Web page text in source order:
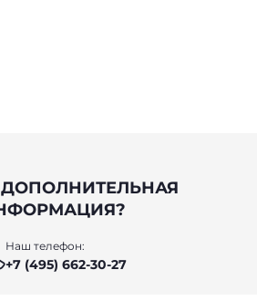
Наш телефон:
+7 (495) 662-30-27